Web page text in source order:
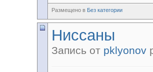
Размещено в Без категории
Ниссаны
Запись от pklyonov